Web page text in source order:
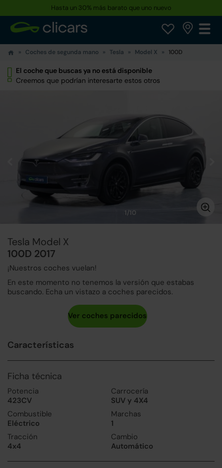
Hasta un 30% más barato que uno nuevo
Coches de segunda mano Tesla Model X 100D
El coche que buscas ya no está disponible
Creemos que podrían interesarte estos otros
1/10
Tesla Model X
100D 2017
¡Nuestros coches vuelan!
En este momento no tenemos la versión que estabas
buscando. Echa un vistazo a coches parecidos.
Características
Ficha técnica
Potencia
423CV
Carrocería
SUV y 4X4
Combustible
Eléctrico
Marchas
1
Tracción
4x4
Cambio
Automático